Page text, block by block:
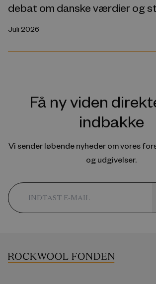
debat om danske værdier og
Juli 2026
Få ny viden
indbakke
Vi sender løbende nyheder om vores
og udgivelser.